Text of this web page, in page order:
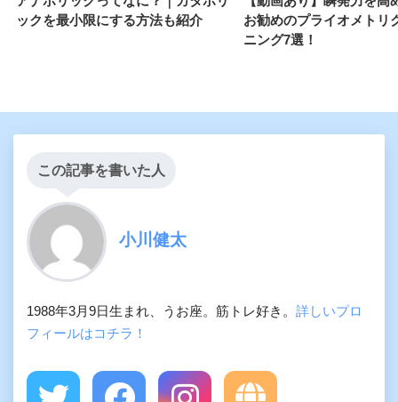
ックを最小限にする方法も紹介
お勧めのプライオメトリ
ニング7選！
この記事を書いた人
小川健太
1988年3月9日生まれ、うお座。筋トレ好き。 詳しいプロ
フィールはコチラ！